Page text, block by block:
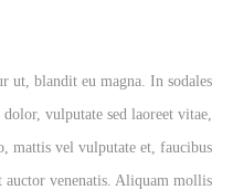
ut, blandit eu magna. In sodales
vulputate sed laoreet vitae,
mattis vel vulputate et, faucibus
auctor venenatis. Aliquam mollis